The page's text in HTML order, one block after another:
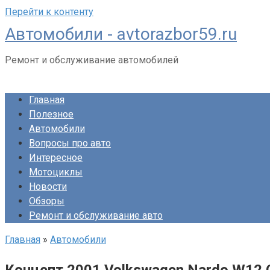
Перейти к контенту
Автомобили - avtorazbor59.ru
Ремонт и обслуживание автомобилей
Главная
Полезное
Автомобили
Вопросы про авто
Интересное
Мотоциклы
Новости
Обзоры
Ремонт и обслуживание авто
Главная » Автомобили